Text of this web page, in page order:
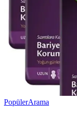
PopülerArama